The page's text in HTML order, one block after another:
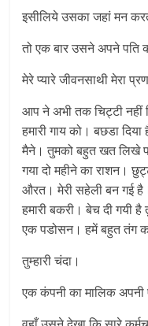
इसीलिये उसका जहां मन
तो एक बार उसने अपने पति
मेरे प्यारे जीवनसाथी मेरा
आप ने अभी तक चिट्टी नहीं
हमारी गाय को। बछडा
मैने। तुमको बहुत खत लिखे
गया दो महीने का राशन।
औरत। मेरी सहेली बन गई
हमारी बकरी। बेच दी गयी
एक पडोसन। हमें बहुत तंग
तुम्हारी चंदा।
एक कंपनी का मालिक